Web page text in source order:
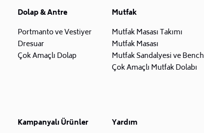
Dolap & Antre
Portmanto ve Vestiyer
Dresuar
Çok Amaçlı Dolap
Mutfak
Mutfak Masası Takımı
Mutfak Masası
Mutfak Sandalyesi ve Bench
Çok Amaçlı Mutfak Dolabı
Kampanyalı Ürünler
Yardım